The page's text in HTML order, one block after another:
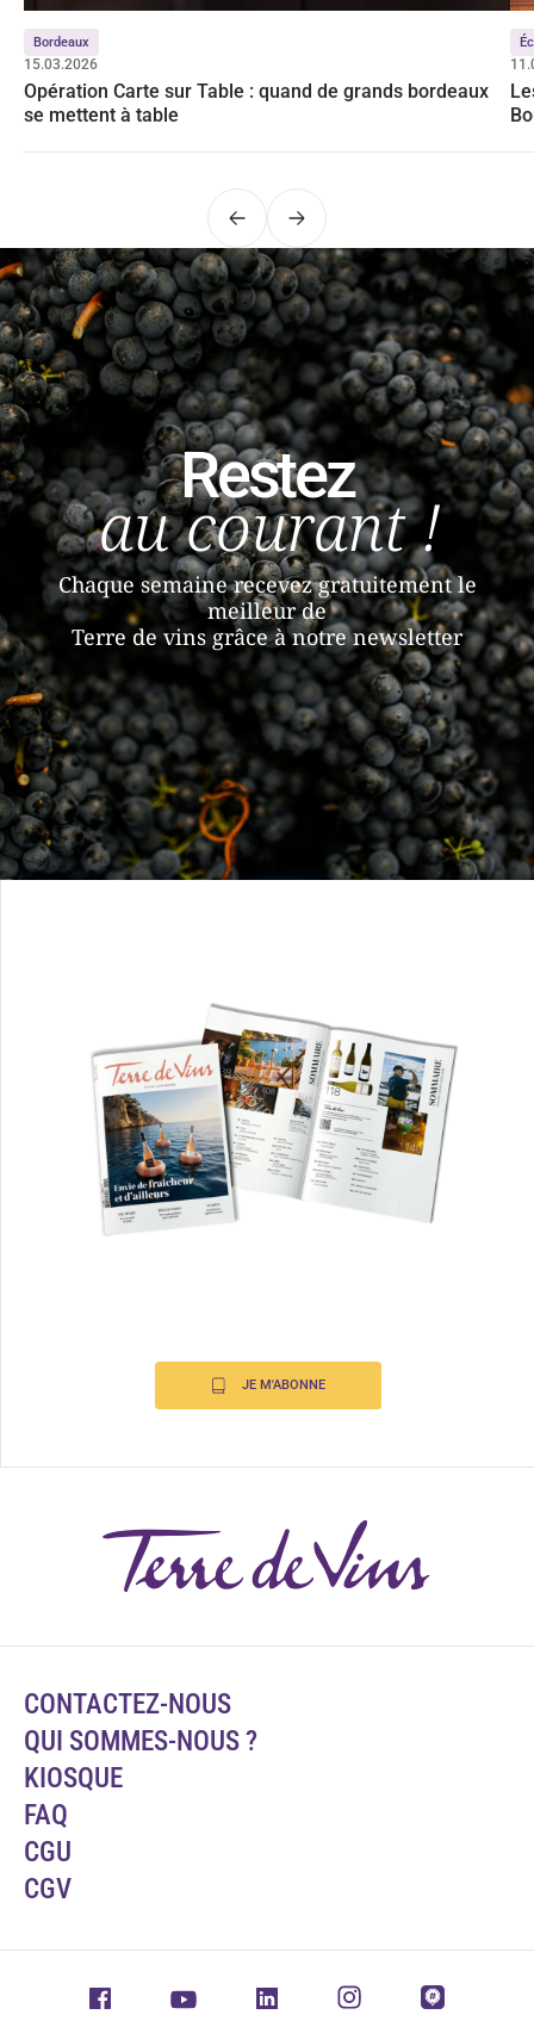
Bordeaux
15.03.2026
Opération Carte sur Table : quand de grands bordeaux
se mettent à table
PrécédentSuivant
Restez
au courant !
Chaque semaine recevez gratuitement le
meilleur de
Terre de vins grâce à notre newsletter
JE M'ABONNE
CONTACTEZ-NOUS
QUI SOMMES-NOUS ?
KIOSQUE
FAQ
CGU
CGV